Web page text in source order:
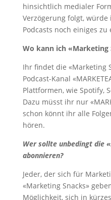
hinsichtlich medialer
Verzögerung folgt, würde
Podcasts noch einiges
Wo kann ich «Marketing
Ihr findet die «Marketing
Podcast-Kanal
Plattformen, wie Spotify,
Dazu müsst ihr nur
schon könnt ihr alle
hören.
Wer sollte unbedingt die
abonnieren?
Jeder, der sich für
«Marketing Snacks»
Möglichkeit, sich in